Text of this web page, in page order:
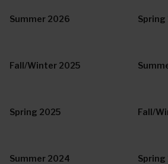
Summer 2026 Spring
Fall/Winter 2025
Spring 2025 Fall/
Summer 2024 Spring